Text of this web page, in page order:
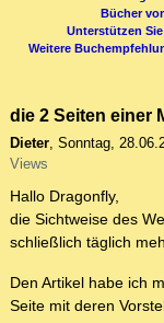
Bücher
Unterstützen
Weitere
die 2 Seiten einer
Dieter, Sonntag,
Views
Hallo Dragonfly,
die Sichtweise des
schließlich täglich
Den Artikel habe ich
Seite mit deren